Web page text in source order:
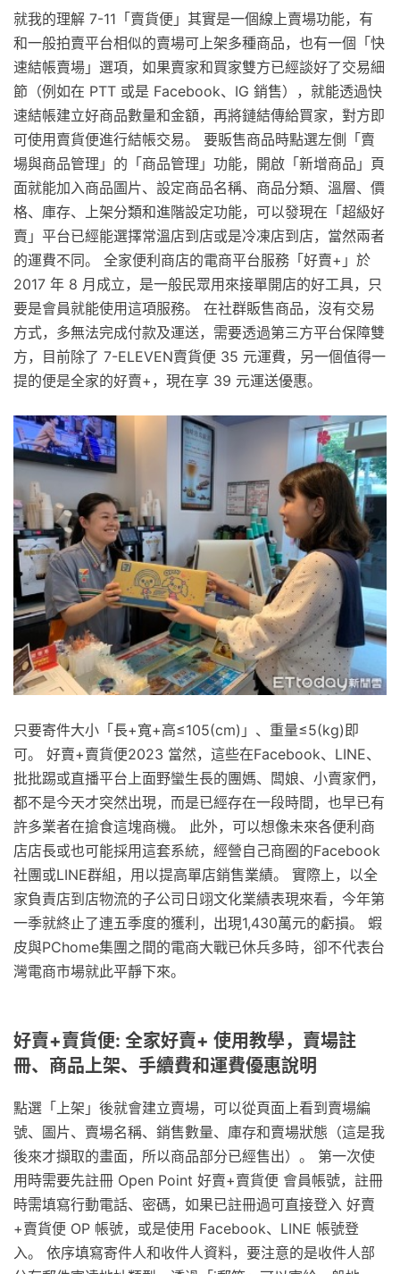
就我的理解 7-11「賣貨便」其實是一個線上賣場功能，有
和一般拍賣平台相似的賣場可上架多種商品，也有一個「快
速結帳賣場」選項，如果賣家和買家雙方已經談好了交易細
節（例如在 PTT 或是 Facebook、IG 銷售），就能透過快
速結帳建立好商品數量和金額，再將鏈結傳給買家，對方即
可使用賣貨便進行結帳交易。 要販售商品時點選左側「賣
場與商品管理」的「商品管理」功能，開啟「新增商品」頁
面就能加入商品圖片、設定商品名稱、商品分類、溫層、價
格、庫存、上架分類和進階設定功能，可以發現在「超級好
賣」平台已經能選擇常溫店到店或是冷凍店到店，當然兩者
的運費不同。 全家便利商店的電商平台服務「好賣+」於
2017 年 8 月成立，是一般民眾用來接單開店的好工具，只
要是會員就能使用這項服務。 在社群販售商品，沒有交易
方式，多無法完成付款及運送，需要透過第三方平台保障雙
方，目前除了 7-ELEVEN賣貨便 35 元運費，另一個值得一
提的便是全家的好賣+，現在享 39 元運送優惠。
只要寄件大小「長+寬+高≤105(cm)」、重量≤5(kg)即
可。 好賣+賣貨便2023 當然，這些在Facebook、LINE、
批批踢或直播平台上面野蠻生長的團媽、闆娘、小賣家們，
都不是今天才突然出現，而是已經存在一段時間，也早已有
許多業者在搶食這塊商機。 此外，可以想像未來各便利商
店店長或也可能採用這套系統，經營自己商圈的Facebook
社團或LINE群組，用以提高單店銷售業績。 實際上，以全
家負責店到店物流的子公司日翊文化業績表現來看，今年第
一季就終止了連五季度的獲利，出現1,430萬元的虧損。 蝦
皮與PChome集團之間的電商大戰已休兵多時，卻不代表台
灣電商市場就此平靜下來。
好賣+賣貨便: 全家好賣+ 使用教學，賣場註
冊、商品上架、手續費和運費優惠說明
點選「上架」後就會建立賣場，可以從頁面上看到賣場編
號、圖片、賣場名稱、銷售數量、庫存和賣場狀態（這是我
後來才擷取的畫面，所以商品部分已經售出）。 第一次使
用時需要先註冊 Open Point 好賣+賣貨便 會員帳號，註冊
時需填寫行動電話、密碼，如果已註冊過可直接登入 好賣
+賣貨便 OP 帳號，或是使用 Facebook、LINE 帳號登
入。 依序填寫寄件人和收件人資料，要注意的是收件人部